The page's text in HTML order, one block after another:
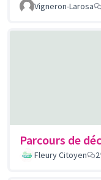
Vigneron-Larosa
Parcours de
Fleury Citoyen 2